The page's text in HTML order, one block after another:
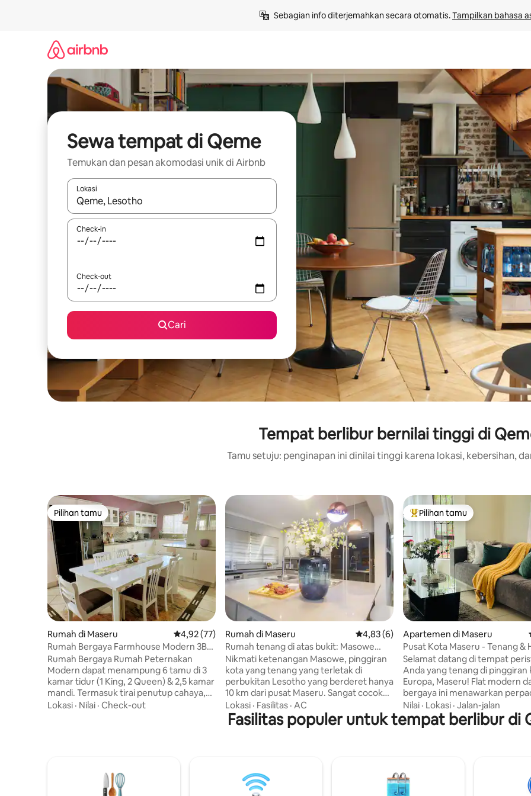
Sebagian info diterjemahkan secara otomatis. Tampilkan bahasa
Sewa tempat di Qeme
Temukan dan pesan akomodasi unik di Airbnb
Lokasi
Jika hasil yang dicari tersedia, telusuri dengan tombol panah ke atas dan ke bawah atau jelajahi dengan sentuhan atau
Check-in
Check-out
Cari
Tempat berlibur bernilai tinggi di
Tamu setuju: penginapan ini dinilai tinggi karena lokasi, kebersihan,
Pilihan tamu
Pilihan tamu
Rumah di Maseru Nilai rata-rata 4,92 dari 5, 77 ulasan
4,92 (77)
Rumah Bergaya Farmhouse Modern 3BR
dengan Pemandangan Gunung
Rumah Bergaya Rumah Peternakan
Modern dapat menampung 6 tamu di 3
kamar tidur (1 King, 2 Queen) & 2,5 kamar
mandi. Termasuk tirai penutup cahaya,
selimut listrik, dan pemanas ruangan.
yang terawat, pergola, lubang api
unggun, dan BBQ. Layanan laundry gratis
Lokasi · Nilai · Check-out
Rumah di Maseru Nilai rata-rata 4,83 dari 5, 6 ulasan
4,83 (6)
Rumah tenang di atas bukit: Masowe
Maseru
Nikmati ketenangan Masowe, pinggiran
kota yang tenang yang terletak di
perbukitan Lesotho yang berderet hanya
10 km dari pusat Maseru. Sangat cocok
untuk pasangan, keluarga, atau
rombongan. Retret modern kami
menawarkan yang terbaik dari kedua hal
ramping yang dirancang untuk
kenyamanan dan gaya, tampilan yang
Lokasi · Fasilitas · AC
Pilihan tamu terpopuler
Pilihan tamu
Apartemen di Maseru
Pusat Kota Maseru - Tenang &
Selamat datang di tempat
Anda yang tenang di pinggiran
Europa, Maseru! Flat modern
bergaya ini menawarkan
sempurna antara kemudahan,
ketenangan, dan kenyamanan.
Diposisikan dengan sempurna,
layanan, dan hiburan. Kurang
berkendara dan +/-20 menit
Nilai · Lokasi · Jalan-jalan
Fasilitas populer untuk tempat berlibur di